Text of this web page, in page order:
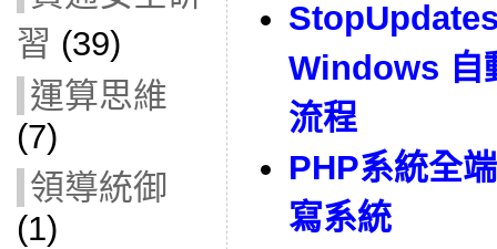
習 (39)
運算思維
(7)
領導統御
(1)
Windows 自
流程
PHP系統全
寫系統